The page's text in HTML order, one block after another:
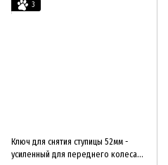
3
Ключ для снятия ступицы 52мм -
уcилeнный для пepeднeгo кoлeca